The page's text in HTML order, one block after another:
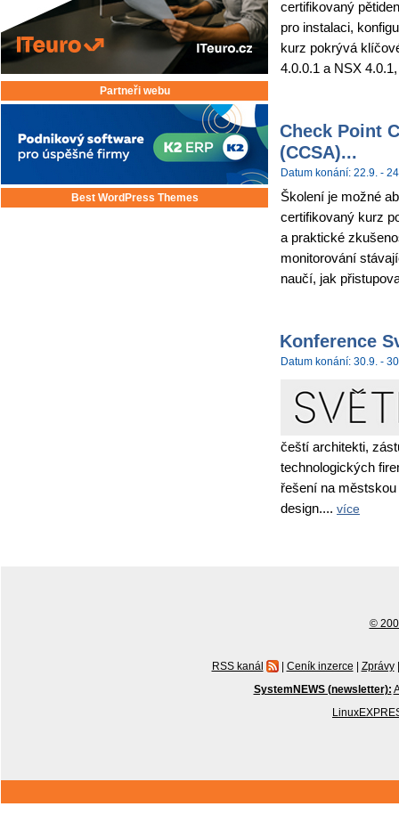
Partneři webu
Best WordPress Themes
certifikovaný
pro instalaci,
kurz pokrývá
4.0.0.1 a NSX
Check Point
(CCSA)...
Datum konání: 22.9. -
Školení je možné
certifikovaný kurz
a praktické
monitorování
naučí, jak
Konference
Datum konání: 30.9. -
čeští architekti,
technologických
řešení na
design.... více
©
RSS kanál | Ceník inzerce | Zprávy |
SystemNEWS (newsletter):